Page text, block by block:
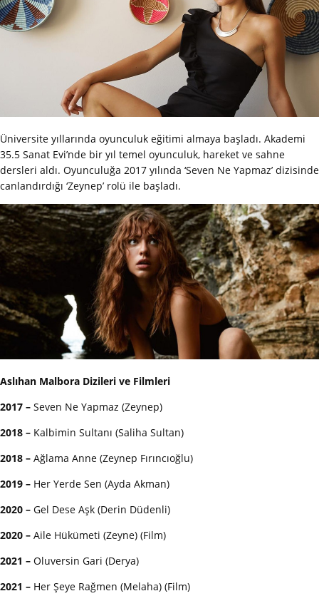
Üniversite yıllarında oyunculuk eğitimi almaya başladı. Akademi
35.5 Sanat Evi’nde bir yıl temel oyunculuk, hareket ve sahne
dersleri aldı. Oyunculuğa 2017 yılında ‘Seven Ne Yapmaz’ dizisinde
canlandırdığı ‘Zeynep’ rolü ile başladı.
Aslıhan Malbora Dizileri ve Filmleri
2017 – Seven Ne Yapmaz (Zeynep)
2018 – Kalbimin Sultanı (Saliha Sultan)
2018 – Ağlama Anne (Zeynep Fırıncıoğlu)
2019 – Her Yerde Sen (Ayda Akman)
2020 – Gel Dese Aşk (Derin Düdenli)
2020 – Aile Hükümeti (Zeyne) (Film)
2021 – Oluversin Gari (Derya)
2021 – Her Şeye Rağmen (Melaha) (Film)